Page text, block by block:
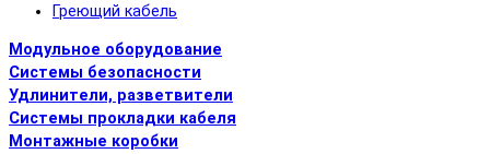
Греющий кабель
Модульное оборудование
Системы безопасности
Удлинители, разветвители
Системы прокладки кабеля
Монтажные коробки